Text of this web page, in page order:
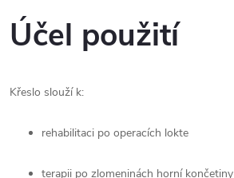
Účel použití
Křeslo slouží k:
rehabilitaci po operacích lokte
terapii po zlomeninách horní končetiny